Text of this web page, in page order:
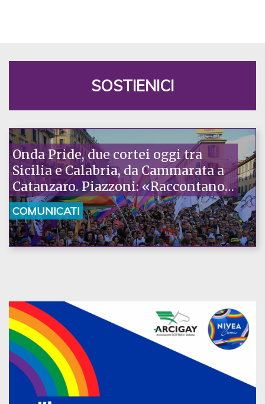
SOSTIENICI
Onda Pride, due cortei oggi tra
Sicilia e Calabria, da Cammarata a
Catanzaro. Piazzoni: «Raccontano
la nostra ostinazione»
COMUNICATI